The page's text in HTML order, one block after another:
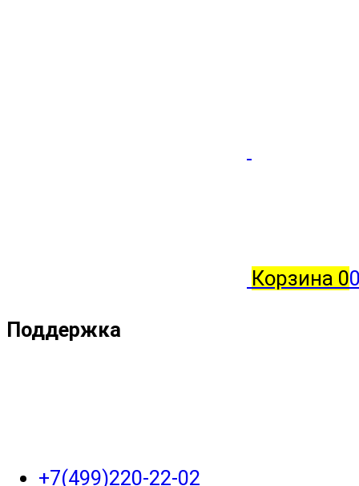
Корзина 0
Поддержка
+7(499)220-22-02